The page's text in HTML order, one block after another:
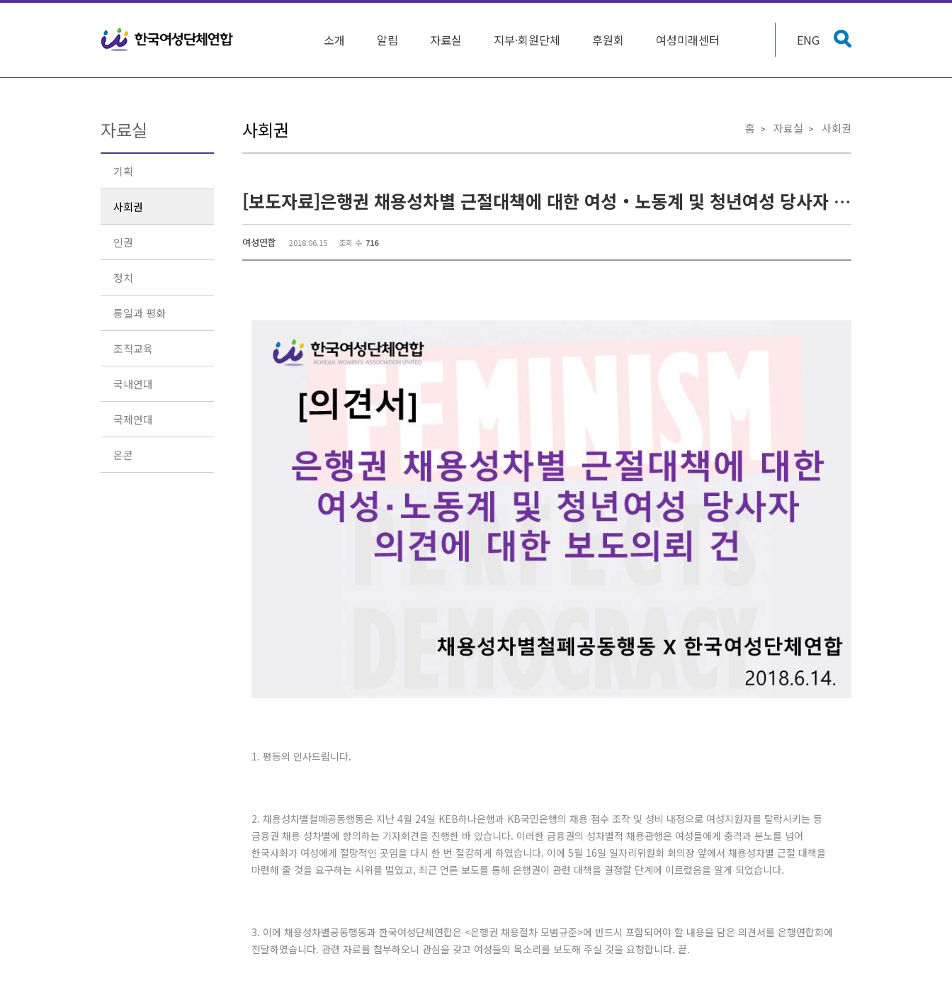
소개 알림 자료실 지부·회원단체 후원회 여성미래센터 ENG
자료실
기획
사회권
인권
정치
통일과 평화
조직교육
국내연대
국제연대
온콘
사회권 홈 자료실 사회권
[보도자료]은행권 채용성차별 근절대책에 대한 여성‧노동계 및 청년여성 당사자 의견에 대한 보도의뢰 건
여성연합 2018.06.15 조회 수 716
1. 평등의 인사드립니다.
2. 채용성차별철폐공동행동은 지난 4월 24일 KEB하나은행과 KB국민은행의 채용 점수 조작 및 성비 내정으로 여성지원자를 탈락시키는 등
금융권 채용 성차별에 항의하는 기자회견을 진행한 바 있습니다. 이러한 금융권의 성차별적 채용관행은 여성들에게 충격과 분노를 넘어
한국사회가 여성에게 절망적인 곳임을 다시 한 번 절감하게 하였습니다. 이에 5월 16일 일자리위원회 회의장 앞에서 채용성차별 근절 대책을
마련해 줄 것을 요구하는 시위를 벌였고, 최근 언론 보도를 통해 은행권이 관련 대책을 결정할 단계에 이르렀음을 알게 되었습니다.
3. 이에 채용성차별공동행동과 한국여성단체연합은 <은행권 채용절차 모범규준>에 반드시 포함되어야 할 내용을 담은 의견서를 은행연합회에
전달하였습니다. 관련 자료를 첨부하오니 관심을 갖고 여성들의 목소리를 보도해 주실 것을 요청합니다. 끝.